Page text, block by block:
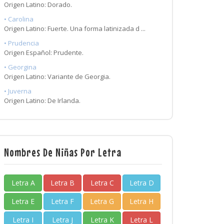
Origen Latino: Dorado.
• Carolina
Origen Latino: Fuerte. Una forma latinizada d ...
• Prudencia
Origen Español: Prudente.
• Georgina
Origen Latino: Variante de Georgia.
• Juverna
Origen Latino: De Irlanda.
Nombres De Niñas Por Letra
Letra A Letra B Letra C
Letra D
Letra E
Letra F Letra G
Letra H
Letra I
Letra J Letra K Letra L